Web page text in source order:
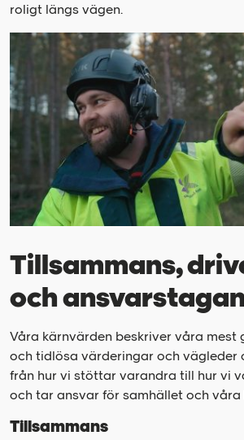
roligt längs vägen.
Tillsammans,
och
Våra kärnvärden beskriver våra mest
och tidlösa värderingar och vägleder
från hur vi stöttar varandra till hur vi
och tar ansvar för samhället och våra
Tillsammans